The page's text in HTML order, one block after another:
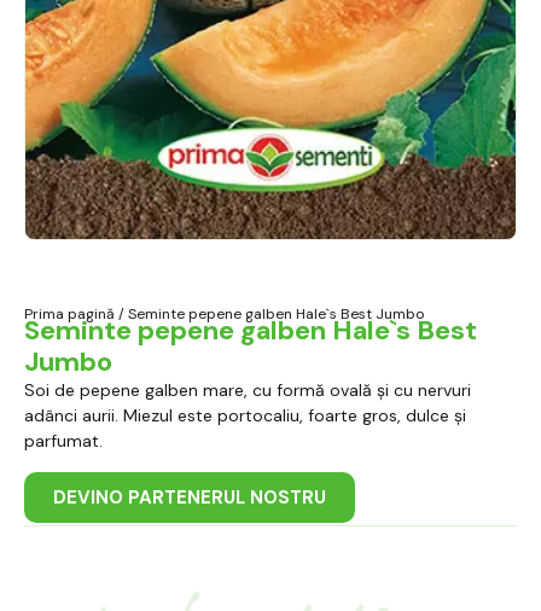
Prima pagină / Seminte pepene galben Hale`s Best Jumbo
Seminte pepene galben Hale`s Best
Jumbo
Soi de pepene galben mare, cu formă ovală și cu nervuri
adânci aurii. Miezul este portocaliu, foarte gros, dulce și
parfumat.
DEVINO PARTENERUL NOSTRU